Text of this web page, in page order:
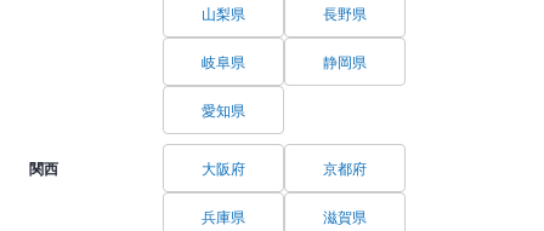
山梨県 長野県
岐阜県 静岡県
愛知県
関西 大阪府 京都府
兵庫県 滋賀県